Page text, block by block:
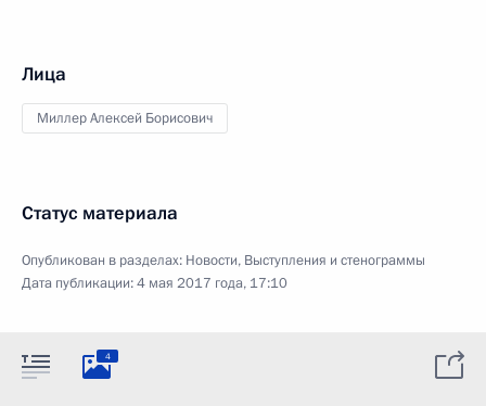
Лица
Миллер Алексей Борисович
Статус материала
Опубликован в разделах: Новости, Выступления и стенограммы
Дата публикации:4 мая 2017 года, 17:10
4